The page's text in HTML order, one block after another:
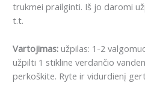
trukmei prailginti. Iš jo daromi
t.t.
Vartojimas: užpilas: 1-2
užpilti 1 stikline verdančio
perkoškite. Ryte ir vidurdienį